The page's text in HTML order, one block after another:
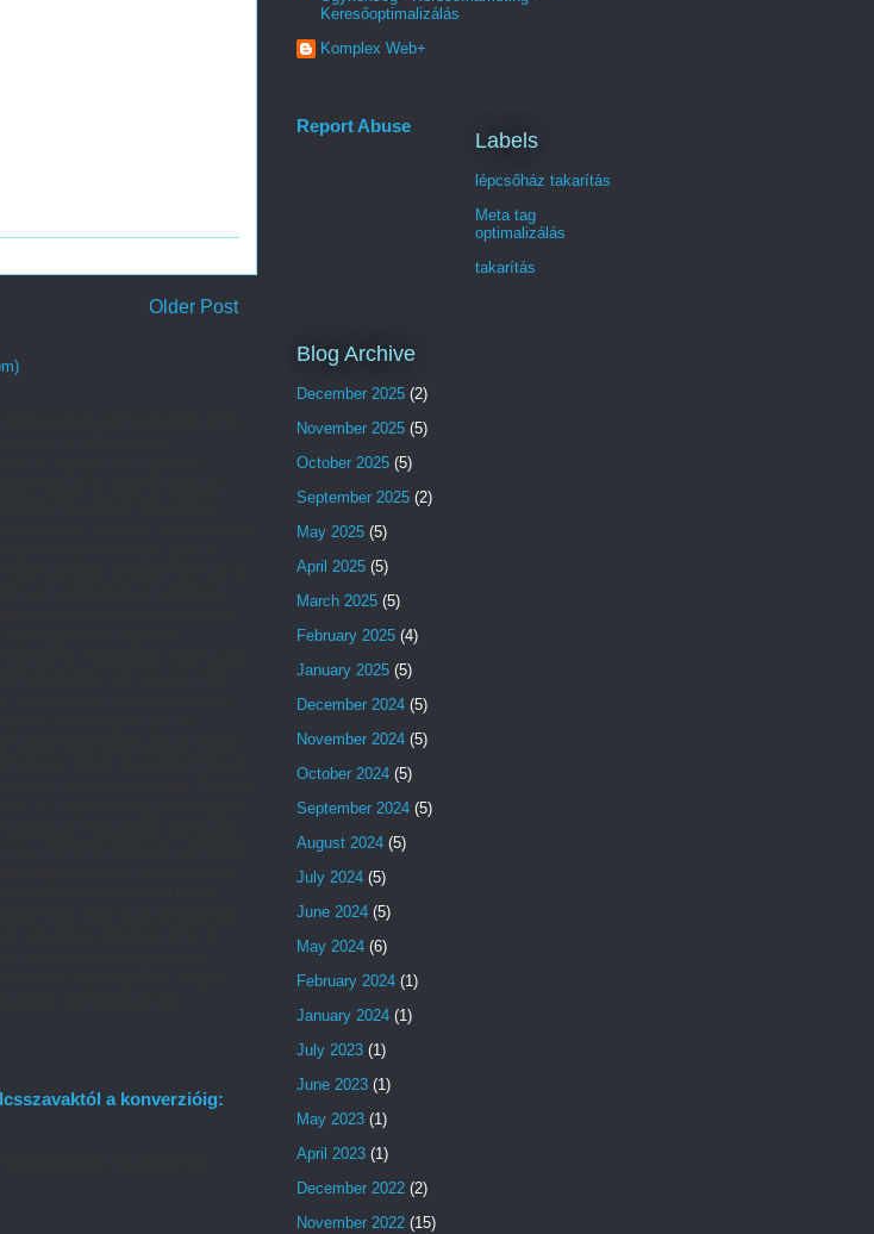
Older Post
a konverzióig:
Keresőoptimalizálás
Komplex Web+
Report Abuse
Labels
lépcsőház takarítás
Meta tag
optimalizálás
takarítás
Blog Archive
December 2025 (2)
November 2025 (5)
October 2025 (5)
September 2025 (2)
May 2025 (5)
April 2025 (5)
March 2025 (5)
February 2025 (4)
January 2025 (5)
December 2024 (5)
November 2024 (5)
October 2024 (5)
September 2024 (5)
August 2024 (5)
July 2024 (5)
June 2024 (5)
May 2024 (6)
February 2024 (1)
January 2024 (1)
July 2023 (1)
June 2023 (1)
May 2023 (1)
April 2023 (1)
December 2022 (2)
November 2022 (15)